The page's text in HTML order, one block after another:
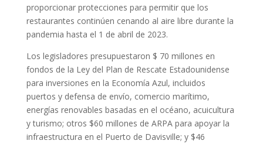
proporcionar protecciones para permitir que los
restaurantes continúen cenando al aire libre durante la
pandemia hasta el 1 de abril de 2023.
Los legisladores presupuestaron $ 70 millones en
fondos de la Ley del Plan de Rescate Estadounidense
para inversiones en la Economía Azul, incluidos
puertos y defensa de envío, comercio marítimo,
energías renovables basadas en el océano, acuicultura
y turismo; otros $60 millones de ARPA para apoyar la
infraestructura en el Puerto de Davisville; y $46